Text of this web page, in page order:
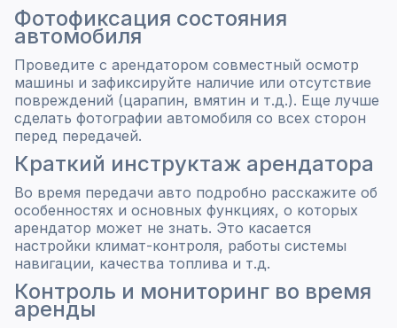
Фотофиксация состояния
автомобиля
Проведите с арендатором совместный осмотр
машины и зафиксируйте наличие или отсутствие
повреждений (царапин, вмятин и т.д.). Еще лучше
сделать фотографии автомобиля со всех сторон
перед передачей.
Краткий инструктаж арендатора
Во время передачи авто подробно расскажите об
особенностях и основных функциях, о которых
арендатор может не знать. Это касается
настройки климат-контроля, работы системы
навигации, качества топлива и т.д.
Контроль и мониторинг во время
аренды